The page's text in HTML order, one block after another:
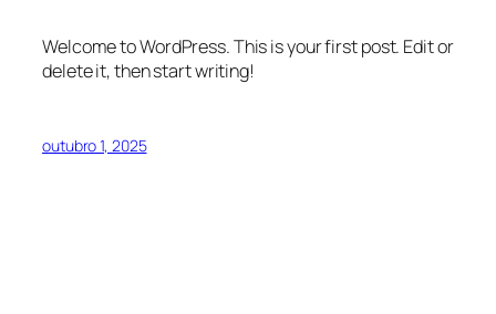
Welcome to WordPress. This is your first post. Edit or
delete it, then start writing!
outubro 1, 2025